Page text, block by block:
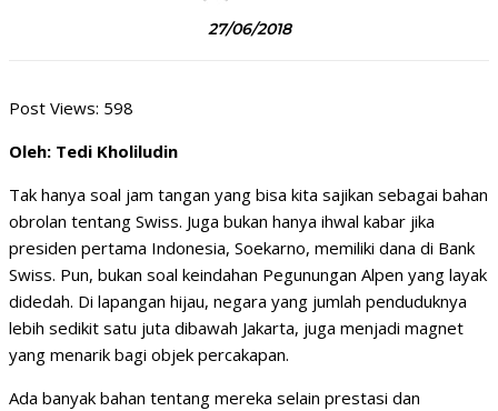
27/06/2018
Post Views: 598
Oleh: Tedi Kholiludin
Tak hanya soal jam tangan yang bisa kita sajikan sebagai bahan
obrolan tentang Swiss. Juga bukan hanya ihwal kabar jika
presiden pertama Indonesia, Soekarno, memiliki dana di Bank
Swiss. Pun, bukan soal keindahan Pegunungan Alpen yang layak
didedah. Di lapangan hijau, negara yang jumlah penduduknya
lebih sedikit satu juta dibawah Jakarta, juga menjadi magnet
yang menarik bagi objek percakapan.
Ada banyak bahan tentang mereka selain prestasi dan